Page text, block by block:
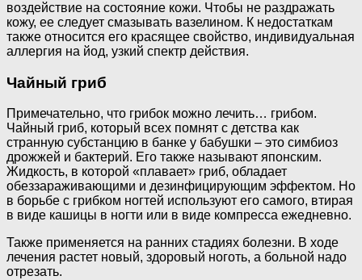
воздействие на состояние кожи. Чтобы не раздражать
кожу, ее следует смазывать вазелином. К недостаткам
также относится его красящее свойство, индивидуальная
аллергия на йод, узкий спектр действия.
Чайный гриб
Примечательно, что грибок можно лечить… грибом.
Чайный гриб, который всех помнят с детства как
странную субстанцию в банке у бабушки – это симбиоз
дрожжей и бактерий. Его также называют японским.
Жидкость, в которой «плавает» гриб, обладает
обеззараживающими и дезинфицирующим эффектом. Но
в борьбе с грибком ногтей используют его самого, втирая
в виде кашицы в ногти или в виде компресса ежедневно.
Также применяется на ранних стадиях болезни. В ходе
лечения растет новый, здоровый ноготь, а больной надо
отрезать.